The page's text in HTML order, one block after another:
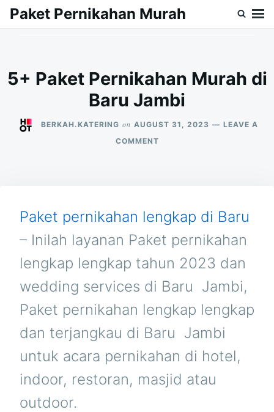
SkipSearch
Paket Pernikahan Murah
5+ Paket Pernikahan Murah di
Baru Jambi
BERKAH.KATERING on AUGUST 31, 2023
LEAVE A
COMMENTON
BARU
JAMBI
Paket pernikahan lengkap di Baru
– Inilah layanan Paket pernikahan
lengkap lengkap tahun 2023 dan
wedding services di Baru  Jambi,
Paket pernikahan lengkap lengkap
dan terjangkau di Baru  Jambi
untuk acara pernikahan di hotel,
indoor, restoran, masjid atau
outdoor.